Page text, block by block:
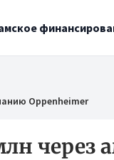
Oppenheimer
через